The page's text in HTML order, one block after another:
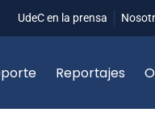
UdeC en la prensa
Reportajes